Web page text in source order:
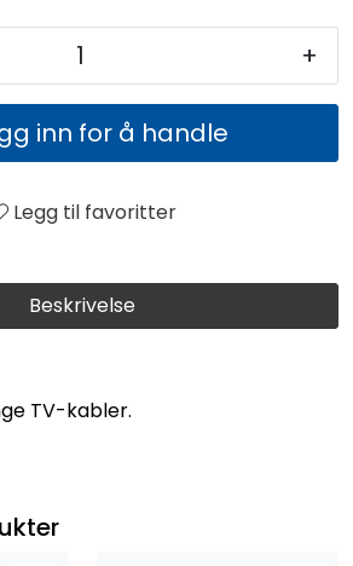
Beskrivelse
TV-kabler.
+
inn for å handle
Legg til favoritter